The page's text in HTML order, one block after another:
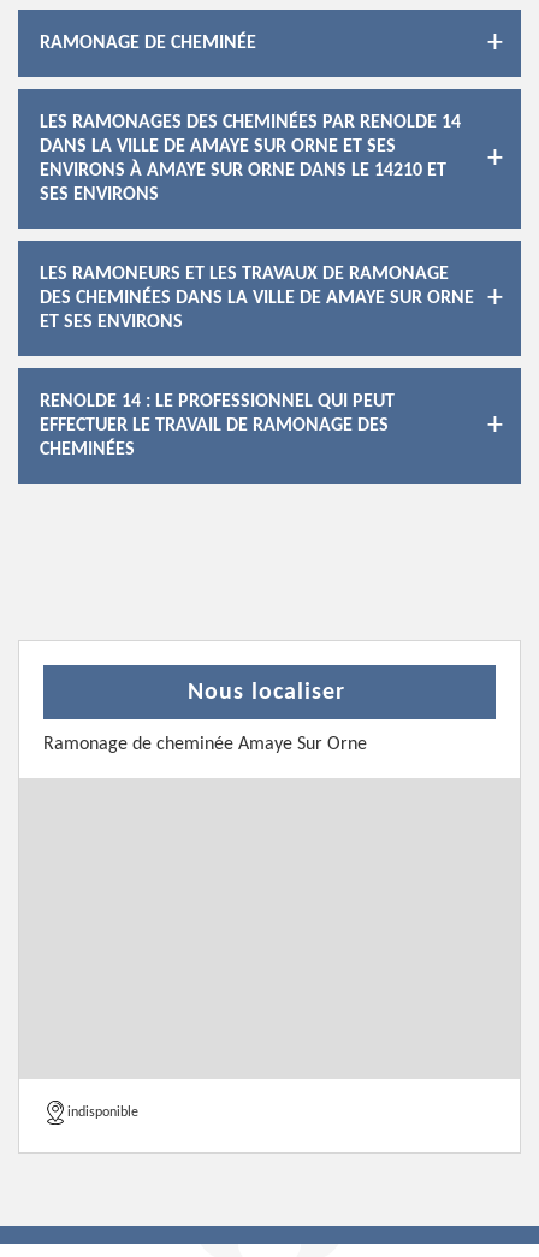
RAMONAGE DE CHEMINÉE
LES RAMONAGES DES CHEMINÉES PAR RENOLDE 14
DANS LA VILLE DE AMAYE SUR ORNE ET SES
ENVIRONS À AMAYE SUR ORNE DANS LE 14210 ET
SES ENVIRONS
LES RAMONEURS ET LES TRAVAUX DE RAMONAGE
DES CHEMINÉES DANS LA VILLE DE AMAYE SUR ORNE
ET SES ENVIRONS
RENOLDE 14 : LE PROFESSIONNEL QUI PEUT
EFFECTUER LE TRAVAIL DE RAMONAGE DES
CHEMINÉES
Nous localiser
Ramonage de cheminée Amaye Sur Orne
indisponible